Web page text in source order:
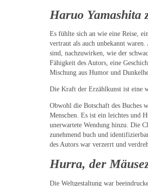
Haruo Yamashita
Es fühlte sich an wie eine Reise,
vertraut als auch unbekannt
sind, nachzuwirken, wie der
Fähigkeit des Autors, eine
Mischung aus Humor und
Die Kraft der Erzählkunst ist eine
Obwohl die Botschaft des Buches
Menschen. Es ist ein leichtes und
unerwartete Wendung hinzu. Die
zunehmend buch und
des Autors war verzerrt und
Hurra, der
Die Weltgestaltung war